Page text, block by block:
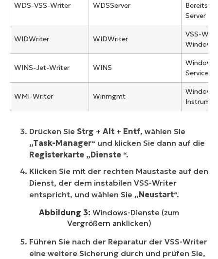
WDS-VSS-Writer WDSServer
Server
WIDWriter WIDWriter
VSS-
WINS-Jet-Writer WINS
Windows
Service
WMI-Writer Winmgmt
Windows
Drücken Sie Strg + Alt + Entf, wählen Sie
„Task-Manager“ und klicken Sie dann auf die
Registerkarte „Dienste “.
Klicken Sie mit der rechten Maustaste auf den
Dienst, der dem instabilen VSS-Writer
entspricht, und wählen Sie „Neustart“.
Abbildung 3: Windows-Dienste (zum
Vergrößern anklicken)
Führen Sie nach der Reparatur der VSS-Writer
eine weitere Sicherung durch und prüfen Sie,